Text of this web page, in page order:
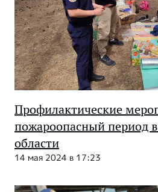
Профилактические
пожароопасный период
области
14 мая 2024 в 17:23